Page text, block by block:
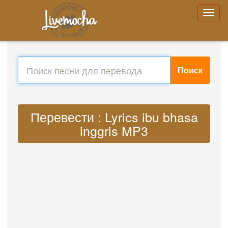
Поиск
Перевести : Lyrics ibu bhasa
inggris MP3